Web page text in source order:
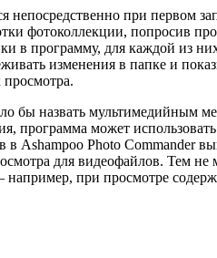
непосредственно при первом
фотоколлекции, попросив
в программу, для каждой из
изменения в папке и
просмотра.
бы назвать мультимедийным
программа может
Ashampoo Photo Commander
для видеофайлов. Тем
при просмотре